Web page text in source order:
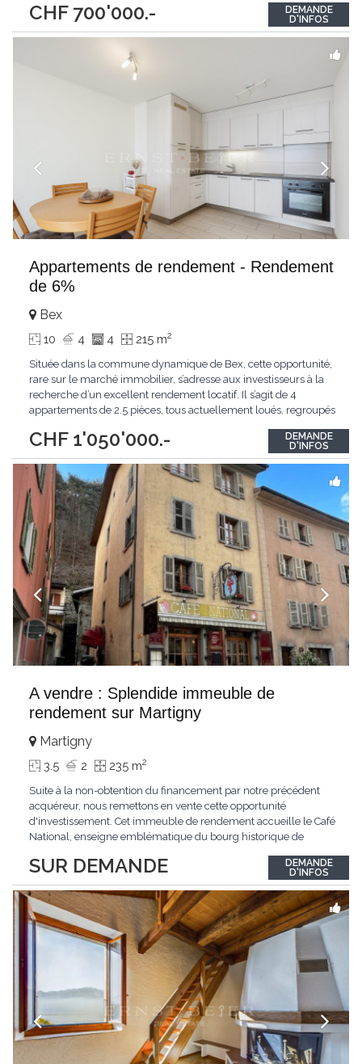
CHF 700'000.-
niveau, hormis le dernier, dispose d'un balcon/terrasse avec
garde corps en fer forgé,...
DEMANDE
D'INFOS
Appartements de rendement - Rendement
de 6%
CHF 1'050'000.-
Bex
10 4 4 215 m2
Située dans la commune dynamique de Bex, cette opportunité,
rare sur le marché immobilier, s’adresse aux investisseurs à la
recherche d’un excellent rendement locatif. Il s’agit de 4
appartements de 2.5 pièces, tous actuellement loués, regroupés
bénéficient d’une configuration fonctionnelle et sont situés à
proximité...
DEMANDE
D'INFOS
A vendre : Splendide immeuble de
rendement sur Martigny
SUR DEMANDE
Martigny
3.5 2 235 m2
Suite à la non-obtention du financement par notre précédent
acquéreur, nous remettons en vente cette opportunité
d'investissement. Cet immeuble de rendement accueille le Café
National, enseigne emblématique du bourg historique de
stabilité locative, il offre un rendement global d'environ 4,80 %,
faisant de ce bien un investissement...
DEMANDE
D'INFOS